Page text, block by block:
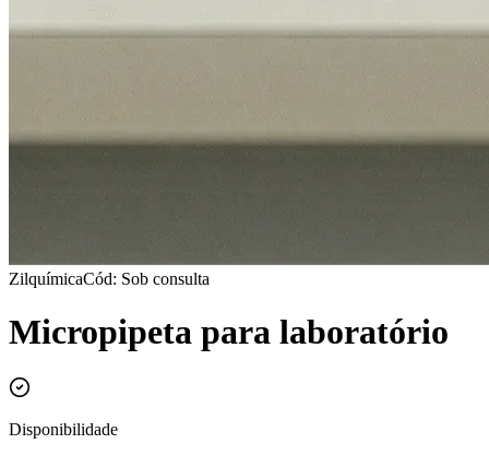
ZilquímicaCód: Sob consulta
Micropipeta para laboratório
Disponibilidade